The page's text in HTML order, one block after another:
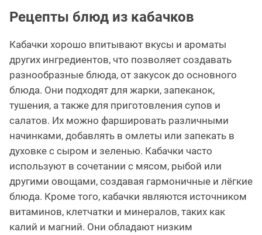
Рецепты блюд из кабачков
Кабачки хорошо впитывают вкусы и ароматы
других ингредиентов, что позволяет создавать
разнообразные блюда, от закусок до основного
блюда. Они подходят для жарки, запеканок,
тушения, а также для приготовления супов и
салатов. Их можно фаршировать различными
начинками, добавлять в омлеты или запекать в
духовке с сыром и зеленью. Кабачки часто
используют в сочетании с мясом, рыбой или
другими овощами, создавая гармоничные и лёгкие
блюда. Кроме того, кабачки являются источником
витаминов, клетчатки и минералов, таких как
калий и магний. Они обладают низким